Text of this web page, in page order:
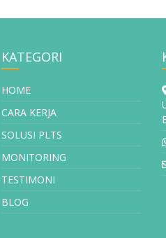
KATEGORI
HOME
CARA KERJA
SOLUSI PLTS
MONITORING
TESTIMONI
BLOG